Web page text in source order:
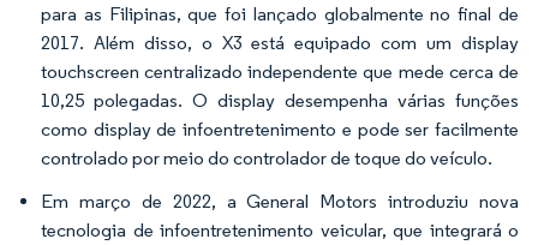
para as Filipinas, que foi lançado globalmente no final de
2017. Além disso, o X3 está equipado com um display
touchscreen centralizado independente que mede cerca de
10,25 polegadas. O display desempenha várias funções
como display de infoentretenimento e pode ser facilmente
controlado por meio do controlador de toque do veículo.
Em março de 2022, a General Motors introduziu nova
tecnologia de infoentretenimento veicular, que integrará o